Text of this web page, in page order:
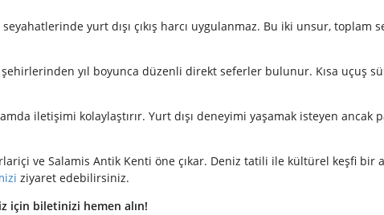
seyahatlerinde yurt dışı çıkış harcı uygulanmaz. Bu iki unsur, toplam
yıl boyunca düzenli direkt seferler bulunur. Kısa uçuş
iletişimi kolaylaştırır. Yurt dışı deneyimi yaşamak isteyen ancak
ve Salamis Antik Kenti öne çıkar. Deniz tatili ile kültürel keşfi bir
ziyaret edebilirsiniz.
için biletinizi hemen alın!